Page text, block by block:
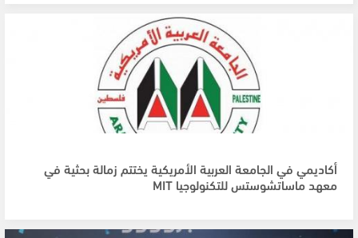
أكاديمي في الجامعة العربية الأمريكية يختتم زمالة بحثية في
معهد ماساتشوستس للتكنولوجيا MIT